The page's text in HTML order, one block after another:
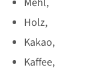
r
e
Holz,
Kakao,
Kaffee,